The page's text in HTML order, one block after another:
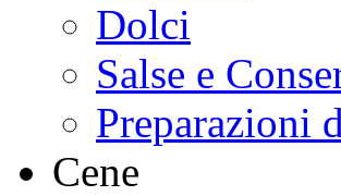
Dolci
Salse e
Preparazioni
Cene